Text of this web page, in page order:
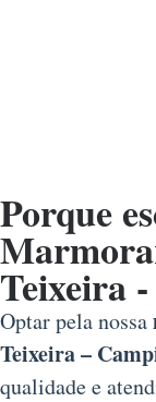
Porque
Teixeira
Optar pela nossa
Teixeira –
qualidade e